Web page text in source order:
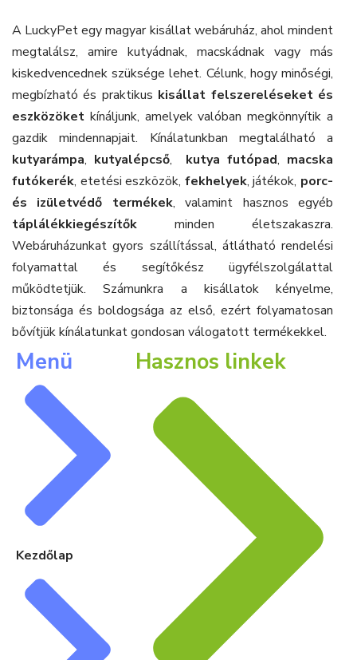
A LuckyPet egy magyar kisállat webáruház, ahol mindent
megtalálsz, amire kutyádnak, macskádnak vagy más
kiskedvencednek szüksége lehet. Célunk, hogy minőségi,
megbízható és praktikus kisállat felszereléseket és
eszközöket kínáljunk, amelyek valóban megkönnyítik a
gazdik mindennapjait. Kínálatunkban megtalálható a
kutyarámpa, kutyalépcső, kutya futópad, macska
futókerék, etetési eszközök, fekhelyek, játékok, porc-
és izületvédő termékek, valamint hasznos egyéb
táplálékkiegészítők minden életszakaszra.
Webáruházunkat gyors szállítással, átlátható rendelési
folyamattal és segítőkész ügyfélszolgálattal
működtetjük. Számunkra a kisállatok kényelme,
biztonsága és boldogsága az első, ezért folyamatosan
bővítjük kínálatunkat gondosan válogatott termékekkel.
Menü
Kezdőlap
Hasznos linkek